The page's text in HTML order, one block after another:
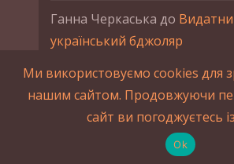
Ганна Черкаська до
український бджоляр
Ганна ЧеркаськадоПетро
2015-2023 © UAHistory Всі права
При використанні матеріалів сайта
зворотнє посилання.
Ми використовуємо cookies для
нашим сайтом. Продовжуючи
сайт ви погоджуєтесь
Ok